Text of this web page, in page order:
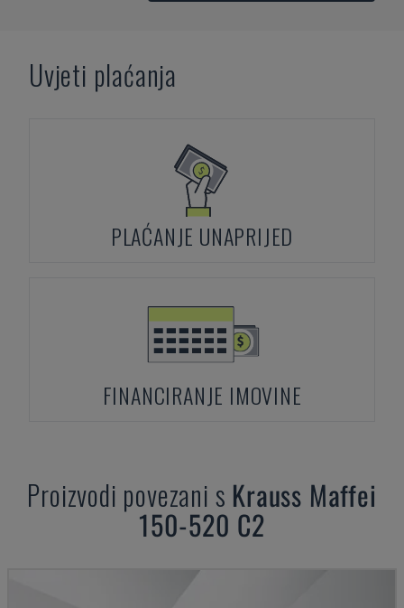
Uvjeti plaćanja
PLAĆANJE UNAPRIJED
FINANCIRANJE IMOVINE
Proizvodi povezani s Krauss Maffei
150-520 C2